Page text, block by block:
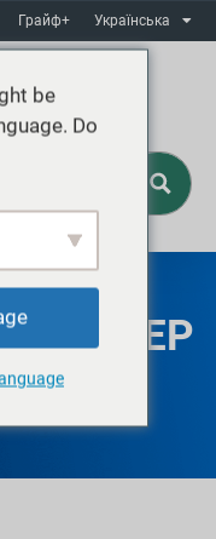
Грайф+ Українська
be
Do